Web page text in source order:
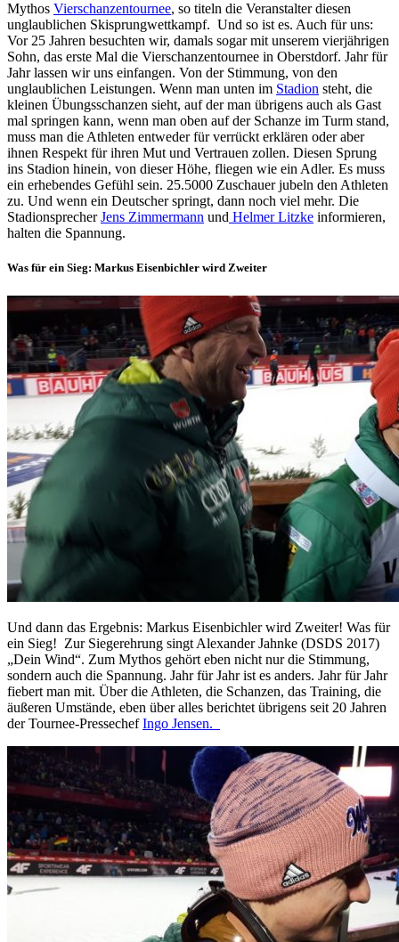
Mythos Vierschanzentournee, so titeln die Veranstalter diesen
unglaublichen Skisprungwettkampf. Und so ist es. Auch für uns:
Vor 25 Jahren besuchten wir, damals sogar mit unserem vierjährigen
Sohn, das erste Mal die Vierschanzentournee in Oberstdorf. Jahr für
Jahr lassen wir uns einfangen. Von der Stimmung, von den
unglaublichen Leistungen. Wenn man unten im Stadion steht, die
kleinen Übungsschanzen sieht, auf der man übrigens auch als Gast
mal springen kann, wenn man oben auf der Schanze im Turm stand,
muss man die Athleten entweder für verrückt erklären oder aber
ihnen Respekt für ihren Mut und Vertrauen zollen. Diesen Sprung
ins Stadion hinein, von dieser Höhe, fliegen wie ein Adler. Es muss
ein erhebendes Gefühl sein. 25.5000 Zuschauer jubeln den Athleten
zu. Und wenn ein Deutscher springt, dann noch viel mehr. Die
StadionsprecherJens Zimmermann und Helmer Litzke informieren,
halten die Spannung.
Was für ein Sieg: Markus Eisenbichler wird Zweiter
Und dann das Ergebnis: Markus Eisenbichler wird Zweiter! Was für
ein Sieg! Zur Siegerehrung singt Alexander Jahnke (DSDS 2017)
„Dein Wind“. Zum Mythos gehört eben nicht nur die Stimmung,
sondern auch die Spannung. Jahr für Jahr ist es anders. Jahr für Jahr
fiebert man mit. Über die Athleten, die Schanzen, das Training, die
äußeren Umstände, eben über alles berichtet übrigens seit 20 Jahren
der Tournee-PressechefIngo Jensen.